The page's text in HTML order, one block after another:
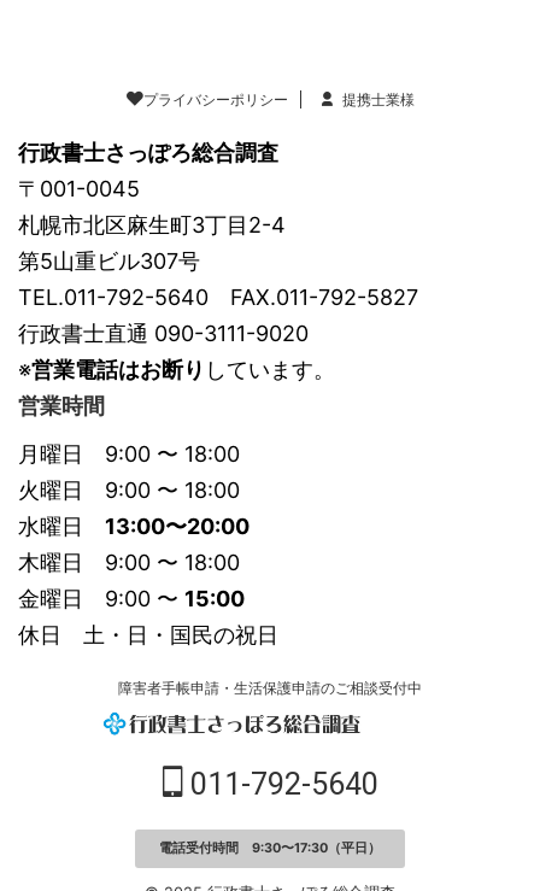
プライバシーポリシー 提携士業様
行政書士さっぽろ総合調査
〒001-0045
札幌市北区麻生町3丁目2-4
第5山重ビル307号
TEL.011-792-5640 FAX.011-792-5827
行政書士直通 090-3111-9020
※営業電話はお断り しています。
営業時間
月曜日 9:00 〜 18:00
火曜日 9:00 〜 18:00
水曜日 13:00〜20:00
木曜日 9:00 〜 18:00
金曜日 9:00 〜 15:00
休日 土・日・国民の祝日
障害者手帳申請・生活保護申請のご相談受付中
011-792-5640
電話受付時間 9:30〜17:30（平日）